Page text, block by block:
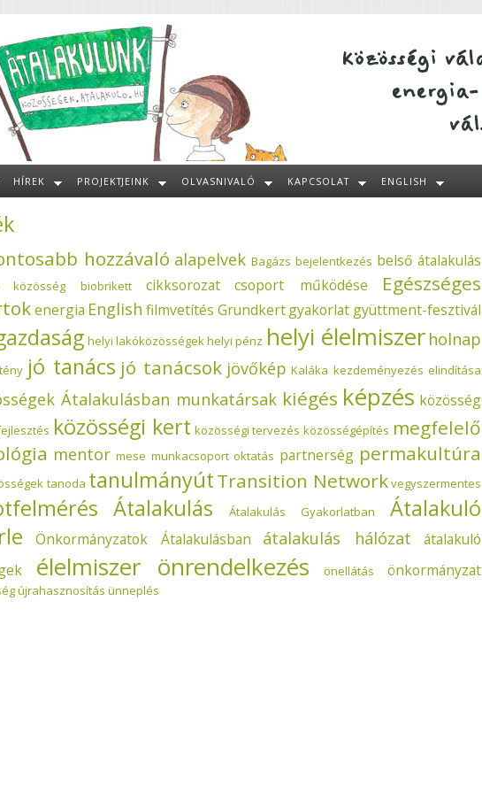
HÍREK PROJEKTJEINK OLVASNIVALÓ KAPCSOLAT ENGLISH
hozzávaló alapelvek Bagázs bejelentkezés belső átalakulás
közösség biobrikett cikksorozat csoport működése
Egészséges
energia English filmvetítés Grundkertgyakorlat gyüttment-fesztivál
helyi lakóközösségekhelyi pénz helyi élelmiszer holnap
jó tanács jó tanácsok jövőkép Kaláka kezdeményezés elindítása
Átalakulásban munkatársak kiégés képzés közösség
közösségi kert közösségi tervezés közösségépítés megfelelő
mentor mese munkacsoport oktatás partnerség permakultúra
tanoda tanulmányútTransition Networkvegyszermentes
Átalakulás Átalakulás Gyakorlatban
Átalakuló
Önkormányzatok Átalakulásban átalakulás hálózat
átalakuló
élelmiszer önrendelkezés önellátás önkormányzat
újrahasznosítás ünneplés